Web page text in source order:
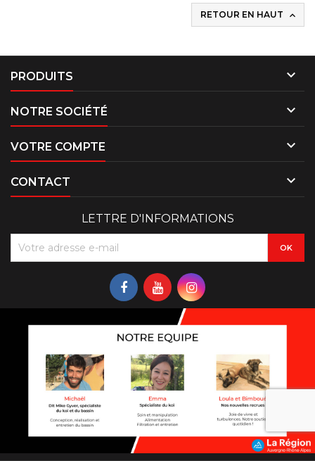
RETOUR EN HAUT 
PRODUITS 
NOTRE SOCIÉTÉ 
VOTRE COMPTE 
CONTACT 
LETTRE D'INFORMATIONS